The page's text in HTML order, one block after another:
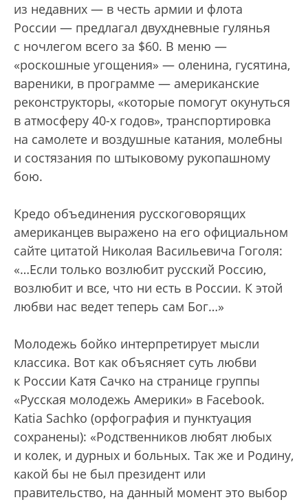
из недавних — в честь армии и флота
России — предлагал двухдневные гулянья
с ночлегом всего за $60. В меню —
«роскошные угощения» — оленина, гусятина,
вареники, в программе — американские
реконструкторы, «которые помогут окунуться
в атмосферу 40-х годов», транспортировка
на самолете и воздушные катания, молебны
и состязания по штыковому рукопашному
бою.
Кредо объединения русскоговорящих
американцев выражено на его официальном
сайте цитатой Николая Васильевича Гоголя:
«…Если только возлюбит русский Россию,
возлюбит и все, что ни есть в России. К этой
любви нас ведет теперь сам Бог…»
Молодежь бойко интерпретирует мысли
классика. Вот как объясняет суть любви
к России Катя Сачко на странице группы
«Русская молодежь Америки» в Facebook.
Katia Sachko (орфография и пунктуация
сохранены): «Родственников любят любых
и колек, и дурных и больных. Так же и Родину,
какой бы не был президент или
правительство, на данный момент это выбор